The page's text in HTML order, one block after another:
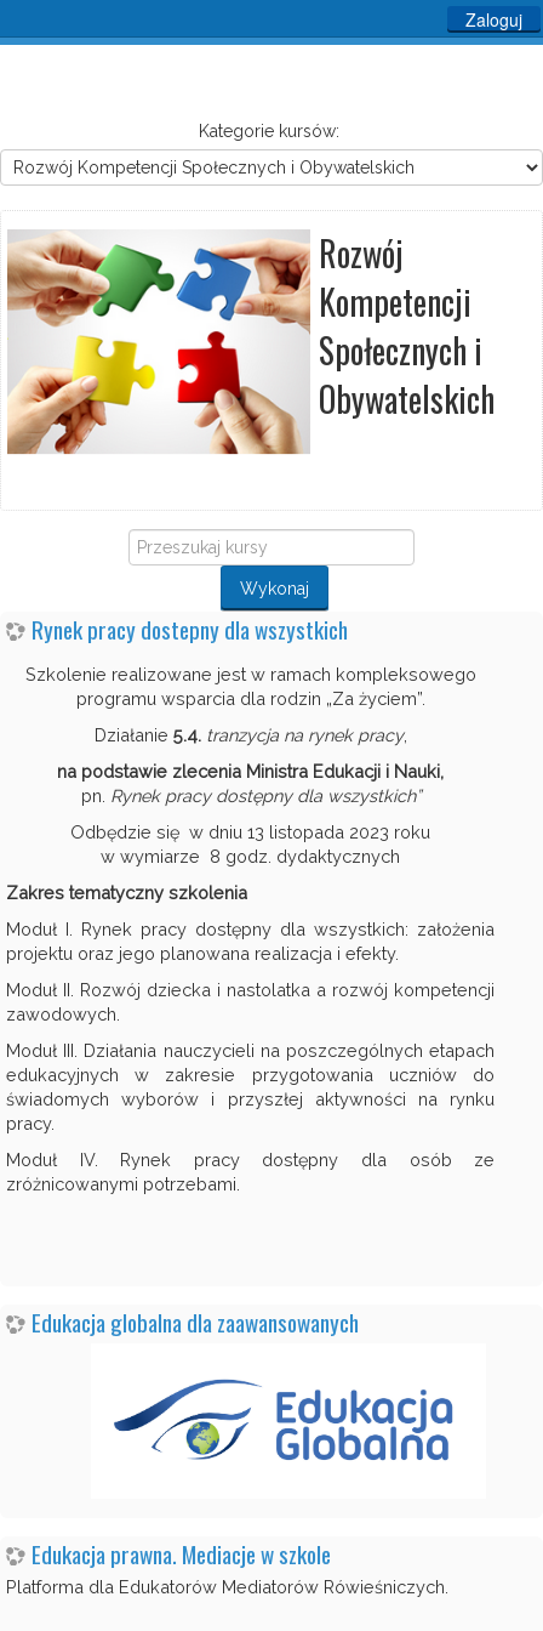
Zaloguj
Kategorie kursów:
Rozwój
Kompetencji
Społecznych i
Obywatelskich
Przeszukaj
kursy
Wykonaj
Rynek pracy dostepny dla wszystkich
Szkolenie realizowane jest w ramach kompleksowego
programu wsparcia dla rodzin „Za życiem”.
Działanie 5.4. tranzycja na rynek pracy,
na podstawie zlecenia Ministra Edukacji i Nauki,
pn. Rynek pracy dostępny dla wszystkich”
Odbędzie się w dniu 13 listopada 2023 roku
w wymiarze 8 godz. dydaktycznych
Zakres tematyczny szkolenia
Moduł I. Rynek pracy dostępny dla wszystkich: założenia
projektu oraz jego planowana realizacja i efekty.
Moduł II. Rozwój dziecka i nastolatka a rozwój kompetencji
zawodowych.
Moduł III. Działania nauczycieli na poszczególnych etapach
edukacyjnych w zakresie przygotowania uczniów do
świadomych wyborów i przyszłej aktywności na rynku
pracy.
Moduł IV. Rynek pracy dostępny dla osób ze
zróżnicowanymi potrzebami.
Edukacja globalna dla zaawansowanych
Edukacja prawna. Mediacje w szkole
Platforma dla Edukatorów Mediatorów Rówieśniczych.